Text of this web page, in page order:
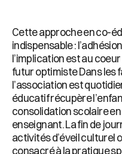
Cette approche en co-
indispensable :
l’implication est au
futur optimiste Dans les
l’association est
éducatif récupère
consolidation scolaire
enseignant. La fin de
activités d’éveil culturel
consacré à la pratique